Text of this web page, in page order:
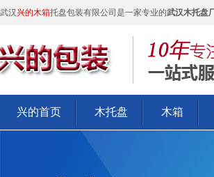
武汉兴的木箱托盘包装有限公司是一家专业的武汉木托盘
兴的首页 木托盘 木箱